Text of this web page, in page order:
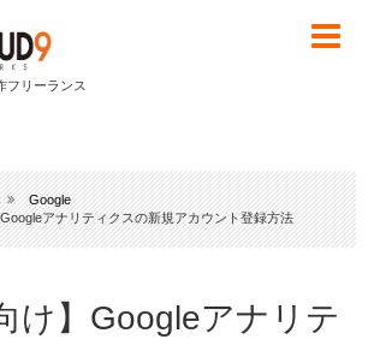
フリーランス
Google
Googleアナリティクスの新規アカウント登録方法
け】Googleアナリテ